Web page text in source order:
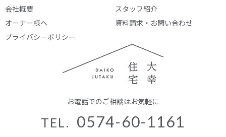
お電話でのご相談はお気軽に
TEL. 0574-60-1161
会社概要
スタッフ紹介
オーナー様へ
資料請求・お問い合わせ
プライバシーポリシー